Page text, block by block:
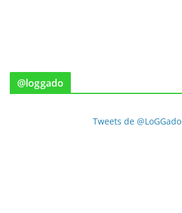
@loggado
Tweets de @LoGGado